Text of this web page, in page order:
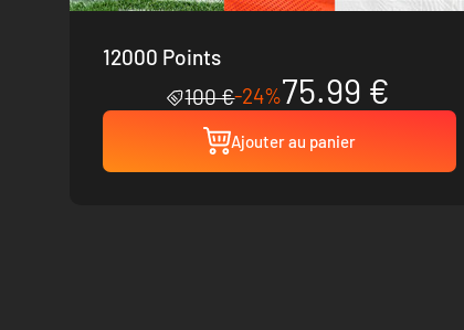
12000 Points
100 €-24%75.99 €
Ajouter au panier